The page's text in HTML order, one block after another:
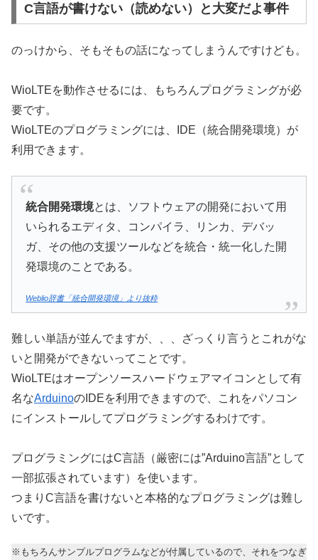
C言語が書けない（読めない）と大変だよ事件
のっけから、そもそもの話になってしまうんですけども。
WioLTEを動作させるには、もちろんプログラミングが必
要です。
WioLTEのプログラミングには、IDE（統合開発環境）が
利用できます。
統合開発環境とは、ソフトウェアの開発において用
いられるエディタ、コンパイラ、リンカ、デバッ
ガ、その他の支援ツールなどを統合・統一化した開
発環境のことである。
Weblio辞書「統合開発環境」より抜粋
難しい単語が並んでますが、、、ざっくり言うとこれがな
いと開発ができないってことです。
WioLTEはオープンソースハードウェアマイコンとして有
名なArduinoのIDEを利用できますので、これをパソコン
にインストールしてプログラミングするわけです。
プログラミングにはC言語（厳密には”Arduino言語”として
一部拡張されています）を使います。
つまりC言語を書けないと本格的なプログラミングは難し
いです。
※もちろんサンプルプログラムなどが付属しているので、それをつなぎ